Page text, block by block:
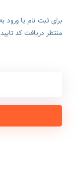
برای ثبت نام یا ورود
منتظر دریافت کد